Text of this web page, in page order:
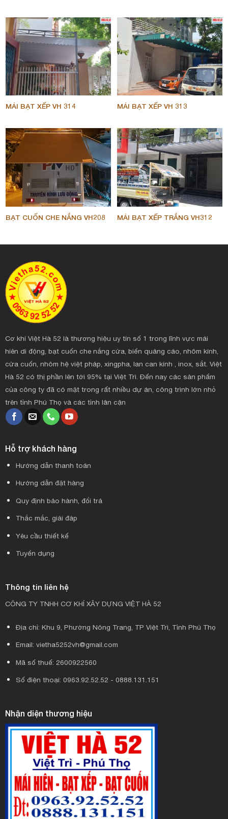
MÁI BẠT XẾP VH 314 MÁI BẠT XẾP VH 313
BẠT CUỐN CHE NẮNG VH208 MÁI BẠT XẾP TRẮNG VH312
Cơ khí Việt Hà 52 là thương hiệu uy tín số 1 trong lĩnh vực mái
hiên di động, bạt cuốn che nắng cửa, biển quảng cáo, nhôm kính,
cửa cuốn, nhôm hệ việt pháp, xingpha, lan can kính , inox, sắt. Việt
Hà 52 có thị phần lên tới 95% tại Việt Trì. Đến nay các sản phẩm
của công ty đã có mặt trong rất nhiều dự án, công trình lớn nhỏ
trên tỉnh Phú Thọ và các tỉnh lân cận
Hỗ trợ khách hàng
Hướng dẫn thanh toán
Hướng dẫn đặt hàng
Quy định bảo hành, đổi trả
Thắc mắc, giải đáp
Yêu cầu thiết kế
Tuyển dụng
Thông tin liên hệ
CÔNG TY TNHH CƠ KHÍ XÂY DỰNG VIỆT HÀ 52
Địa chỉ: Khu 9, Phường Nông Trang, TP Việt Trì, Tỉnh Phú Thọ
Email: vietha5252vh@gmail.com
Mã số thuế: 2600922560
Số điện thoại: 0963.92.52.52 - 0888.131.151
Nhận diện thương hiệu